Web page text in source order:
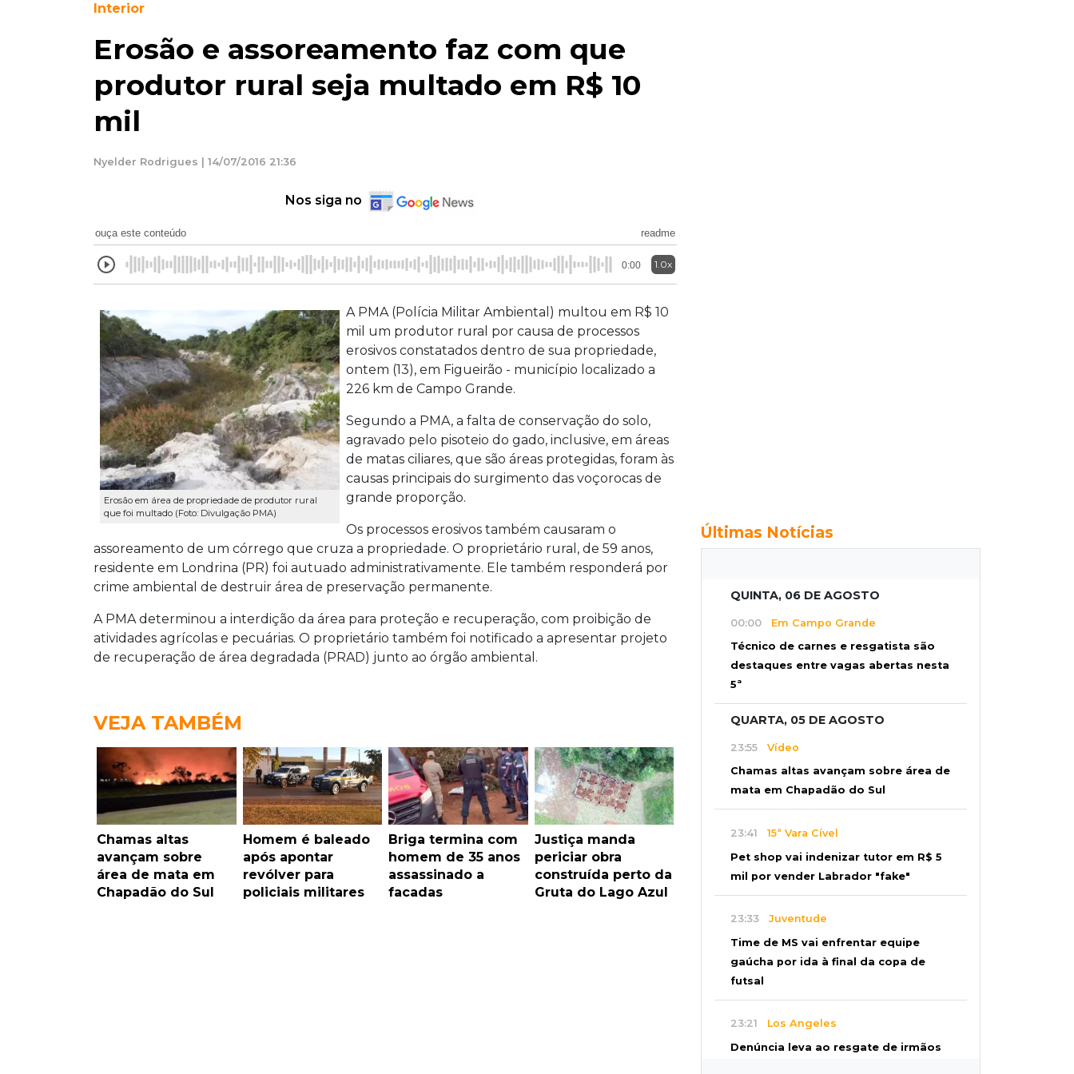
Interior
Erosão e assoreamento faz com que
produtor rural seja multado em R$ 10
mil
Nyelder Rodrigues | 14/07/2016 21:36
Nos siga no
ouça este conteúdo readme
0:00 1.0x
Erosão em área de propriedade de produtor rural
que foi multado (Foto: Divulgação PMA)
A PMA (Polícia Militar Ambiental) multou em R$ 10
mil um produtor rural por causa de processos
erosivos constatados dentro de sua propriedade,
ontem (13), em Figueirão - município localizado a
226 km de Campo Grande.
Segundo a PMA, a falta de conservação do solo,
agravado pelo pisoteio do gado, inclusive, em áreas
de matas ciliares, que são áreas protegidas, foram às
causas principais do surgimento das voçorocas de
grande proporção.
Os processos erosivos também causaram o
assoreamento de um córrego que cruza a propriedade. O proprietário rural, de 59 anos,
residente em Londrina (PR) foi autuado administrativamente. Ele também responderá por
crime ambiental de destruir área de preservação permanente.
A PMA determinou a interdição da área para proteção e recuperação, com proibição de
atividades agrícolas e pecuárias. O proprietário também foi notificado a apresentar projeto
de recuperação de área degradada (PRAD) junto ao órgão ambiental.
VEJA TAMBÉM
Chamas altas
avançam sobre
área de mata em
Chapadão do Sul
Homem é baleado
após apontar
revólver para
policiais militares
Briga termina com
homem de 35 anos
assassinado a
facadas
Justiça manda
periciar obra
construída perto da
Gruta do Lago Azul
Últimas Notícias
QUINTA, 06 DE AGOSTO
00:00 Em Campo Grande
Técnico de carnes e resgatista são
destaques entre vagas abertas nesta
5ª
QUARTA, 05 DE AGOSTO
23:55 Vídeo
Chamas altas avançam sobre área de
mata em Chapadão do Sul
23:41 15ª Vara Cível
Pet shop vai indenizar tutor em R$ 5
mil por vender Labrador "fake"
23:33 Juventude
Time de MS vai enfrentar equipe
gaúcha por ida à final da copa de
futsal
23:21 Los Angeles
Denúncia leva ao resgate de irmãos